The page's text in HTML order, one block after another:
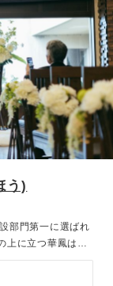
う)
部門第一に選ばれ
上に立つ華鳳は、
ての建造物は、
、ロビーへ一歩足